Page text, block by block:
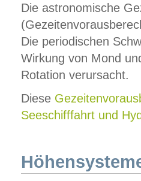
Die astronomische
Die periodischen
Wirkung von Mond
Rotation verursacht.
Diese
Seeschifffahrt und